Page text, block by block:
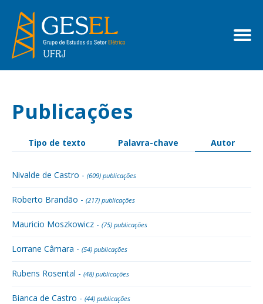
Publicações
Tipo de texto Palavra-chave Autor
Nivalde de Castro - (609) publicações
Roberto Brandão - (217) publicações
Mauricio Moszkowicz - (75) publicações
Lorrane Câmara - (54) publicações
Rubens Rosental - (48) publicações
Bianca de Castro - (44) publicações